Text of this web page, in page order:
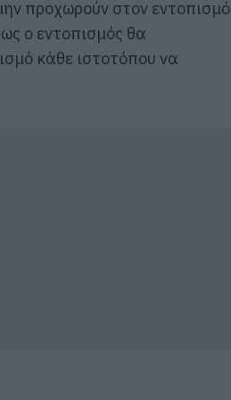
προχωρούν στον εντοπισμό
ο εντοπισμός θα
κάθε ιστοτόπου να